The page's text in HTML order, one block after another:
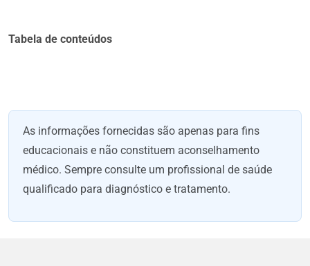
Tabela de conteúdos
As informações fornecidas são apenas para fins
educacionais e não constituem aconselhamento
médico. Sempre consulte um profissional de saúde
qualificado para diagnóstico e tratamento.